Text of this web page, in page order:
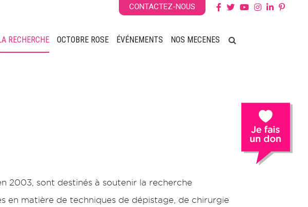
CONTACTEZ-NOUS
RECHERCHE OCTOBRE ROSE ÉVÉNEMENTS NOS MECENES
2003, sont destinés à soutenir la recherche
en matière de techniques de dépistage, de chirurgie